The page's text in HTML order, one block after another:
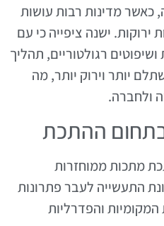
מדינות רבות עושות
ירוקות. ישנה ציפייה כי עם
רגולטוריים, תהליך
יותר וירוק יותר, מה
ולחברה.
בתחום ההתכת
מתכות ממוחזרות
התעשייה לעבר פתרונות
המקומיות והפדרליות